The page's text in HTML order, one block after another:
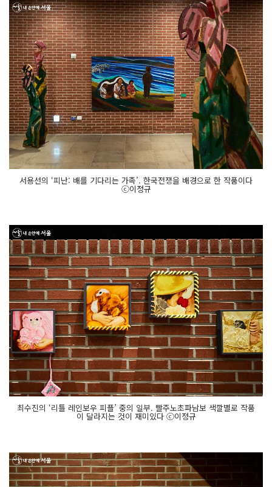
서용선의 ‘피난: 배를 기다리는 가족’. 한국전쟁을 배경으로 한 작품이다
ⓒ이정규
최수진의 ‘리틀 레인보우 피플’ 중의 일부. 빨주노초파남보 색깔별로 작품
이 달라지는 것이 재미있다 ⓒ이정규